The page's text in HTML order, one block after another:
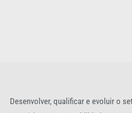
Desenvolver, qualificar e evoluir o